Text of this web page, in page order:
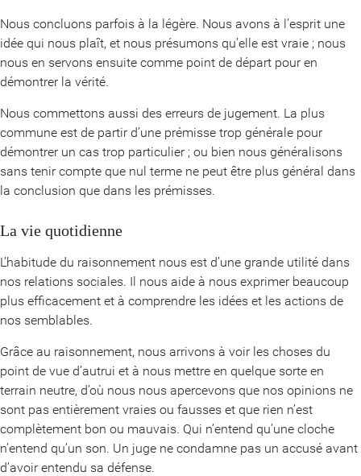
Nous concluons parfois à la légère. Nous avons à l’esprit une
idée qui nous plaît, et nous présumons qu’elle est vraie ; nous
nous en servons ensuite comme point de départ pour en
démontrer la vérité.
Nous commettons aussi des erreurs de jugement. La plus
commune est de partir d’une prémisse trop générale pour
démontrer un cas trop particulier ; ou bien nous généralisons
sans tenir compte que nul terme ne peut être plus général dans
la conclusion que dans les prémisses.
La vie quotidienne
L’habitude du raisonnement nous est d’une grande utilité dans
nos relations sociales. Il nous aide à nous exprimer beaucoup
plus efficacement et à comprendre les idées et les actions de
nos semblables.
Grâce au raisonnement, nous arrivons à voir les choses du
point de vue d’autrui et à nous mettre en quelque sorte en
terrain neutre, d’où nous nous apercevons que nos opinions ne
sont pas entièrement vraies ou fausses et que rien n’est
complètement bon ou mauvais. Qui n’entend qu’une cloche
n’entend qu’un son. Un juge ne condamne pas un accusé avant
d’avoir entendu sa défense.